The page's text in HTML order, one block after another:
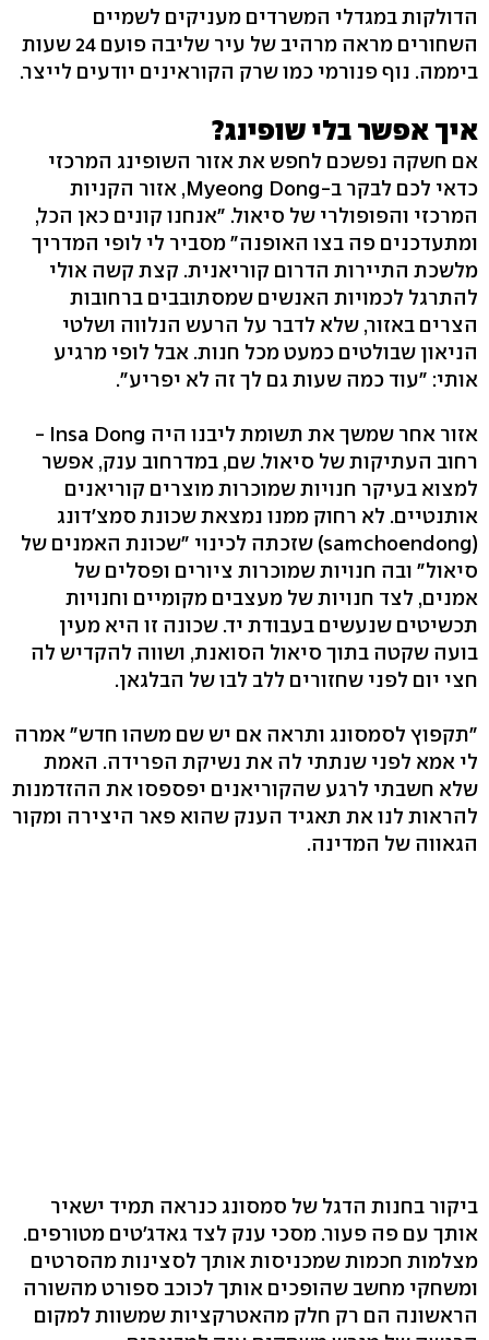
הדולקות במגדלי המשרדים מעניקים לשמיים
השחורים מראה מרהיב של עיר שליבה פועם 24 שעות
ביממה. נוף פנורמי כמו שרק הקוראינים יודעים לייצר.
איך אפשר בלי שופינג?
אם חשקה נפשכם לחפש את אזור השופינג המרכזי
כדאי לכם לבקר ב-Myeong Dong, אזור הקניות
המרכזי והפופולרי של סיאול. "אנחנו קונים כאן הכל,
ומתעדכנים פה בצו האופנה" מסביר לי לופי המדריך
מלשכת התיירות הדרום קוריאנית. קצת קשה אולי
להתרגל לכמויות האנשים שמסתובבים ברחובות
הצרים באזור, שלא לדבר על הרעש הנלווה ושלטי
הניאון שבולטים כמעט מכל חנות. אבל לופי מרגיע
אותי: "עוד כמה שעות גם לך זה לא יפריע".
אזור אחר שמשך את תשומת ליבנו היה Insa Dong -
רחוב העתיקות של סיאול. שם, במדרחוב ענק, אפשר
למצוא בעיקר חנויות שמוכרות מוצרים קוריאנים
אותנטיים. לא רחוק ממנו נמצאת שכונת סמצ'דונג
(samchoendong) שזכתה לכינוי "שכונת האמנים של
סיאול" ובה חנויות שמוכרות ציורים ופסלים של
אמנים, לצד חנויות של מעצבים מקומיים וחנויות
תכשיטים שנעשים בעבודת יד. שכונה זו היא מעין
בועה שקטה בתוך סיאול הסואנת, ושווה להקדיש לה
חצי יום לפני שחזורים ללב לבו של הבלגאן.
"תקפוץ לסמסונג ותראה אם יש שם משהו חדש" אמרה
לי אמא לפני שנתתי לה את נשיקת הפרידה. האמת
שלא חשבתי לרגע שהקוריאנים יפספסו את ההזדמנות
להראות לנו את תאגיד הענק שהוא פאר היצירה ומקור
הגאווה של המדינה.
ביקור בחנות הדגל של סמסונג כנראה תמיד ישאיר
אותך עם פה פעור. מסכי ענק לצד גאדג'טים מטורפים.
מצלמות חכמות שמכניסות אותך לסצינות מהסרטים
ומשחקי מחשב שהופכים אותך לכוכב ספורט מהשורה
הראשונה הם רק חלק מהאטרקציות שמשוות למקום